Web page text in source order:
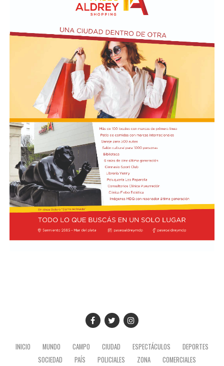
INICIO MUNDO CAMPO CIUDAD ESPECTÁCULOS
DEPORTES
SOCIEDAD
PAÍS POLICIALES ZONA COMERCIALES